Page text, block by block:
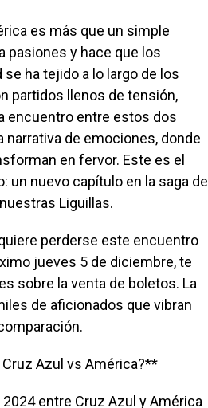
es más que un simple
pasiones y hace que los
ha tejido a lo largo de los
partidos llenos de tensión,
encuentro entre estos dos
de emociones, donde
en fervor. Este es el
un nuevo capítulo en la saga de
Liguillas.
perderse este encuentro
jueves 5 de diciembre, te
sobre la venta de boletos. La
de aficionados que vibran
Azul vs América?**
entre Cruz Azul y América